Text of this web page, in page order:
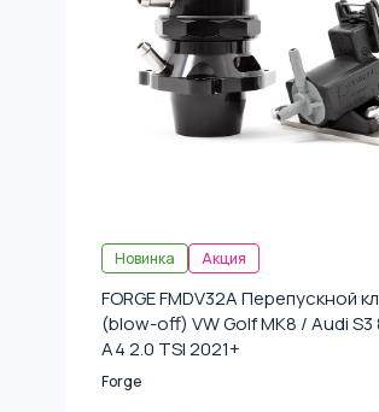
Новинка Акция
FORGE FMDV32A Перепускной
(blow-off) VW Golf MK8 / Audi S3
A4 2.0 TSI 2021+
Forge